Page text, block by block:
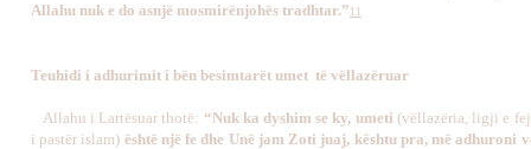
Allahu nuk e do asnjë mosmirënjohës tradhtar.”1 1
Teuhidi i adhurimit i bën besimtarët umet të vëllazëruar
Allahu i Lartësuar thotë: “Nuk ka dyshim se ky, umeti (vëllazëria, ligji e
i pastër islam) është një fe dhe Unë jam Zoti juaj, kështu pra, më adhuroni